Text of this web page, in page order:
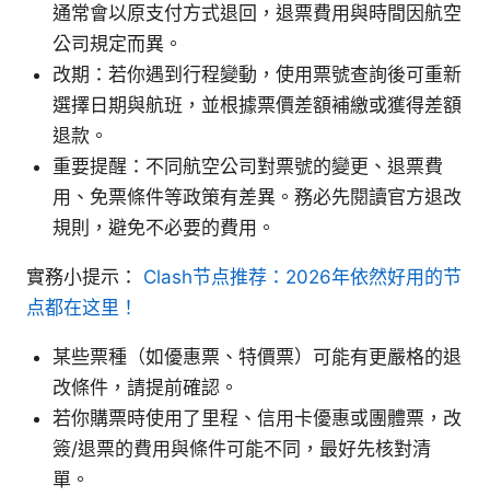
通常會以原支付方式退回，退票費用與時間因航空
公司規定而異。
改期：若你遇到行程變動，使用票號查詢後可重新
選擇日期與航班，並根據票價差額補繳或獲得差額
退款。
重要提醒：不同航空公司對票號的變更、退票費
用、免票條件等政策有差異。務必先閱讀官方退改
規則，避免不必要的費用。
實務小提示： Clash节点推荐：2026年依然好用的节
点都在这里！
某些票種（如優惠票、特價票）可能有更嚴格的退
改條件，請提前確認。
若你購票時使用了里程、信用卡優惠或團體票，改
簽/退票的費用與條件可能不同，最好先核對清
單。